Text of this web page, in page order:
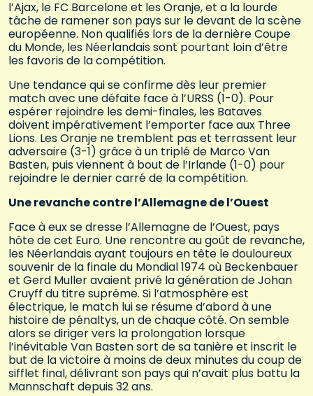
l’Ajax, le FC Barcelone et les Oranje, et a la lourde
tâche de ramener son pays sur le devant de la scène
européenne. Non qualifiés lors de la dernière Coupe
du Monde, les Néerlandais sont pourtant loin d’être
les favoris de la compétition.
Une tendance qui se confirme dès leur premier
match avec une défaite face à l’URSS (1-0). Pour
espérer rejoindre les demi-finales, les Bataves
doivent impérativement l’emporter face aux Three
Lions. Les Oranje ne tremblent pas et terrassent leur
adversaire (3-1) grâce à un triplé de Marco Van
Basten, puis viennent à bout de l’Irlande (1-0) pour
rejoindre le dernier carré de la compétition.
Une revanche contre l’Allemagne de l’Ouest
Face à eux se dresse l’Allemagne de l’Ouest, pays
hôte de cet Euro. Une rencontre au goût de revanche,
les Néerlandais ayant toujours en tête le douloureux
souvenir de la finale du Mondial 1974 où Beckenbauer
et Gerd Muller avaient privé la génération de Johan
Cruyff du titre suprême. Si l’atmosphère est
électrique, le match lui se résume d’abord à une
histoire de pénaltys, un de chaque côté. On semble
alors se diriger vers la prolongation lorsque
l’inévitable Van Basten sort de sa tanière et inscrit le
but de la victoire à moins de deux minutes du coup de
sifflet final, délivrant son pays qui n’avait plus battu la
Mannschaft depuis 32 ans.